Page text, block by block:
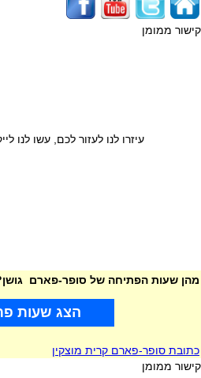
קישור ממומן
עיזרו לנו לעזור לכם, עשו לנו
מהן שעות הפתיחה של סופר-פארם
הצג שעות
כתובת סופר-פארם קרית מוצקין
קישור ממומן